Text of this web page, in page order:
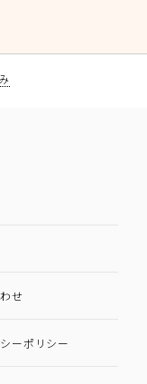
せ
ーポリシー